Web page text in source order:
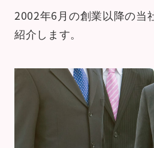
2002年6月の創業以降の当
紹介します。